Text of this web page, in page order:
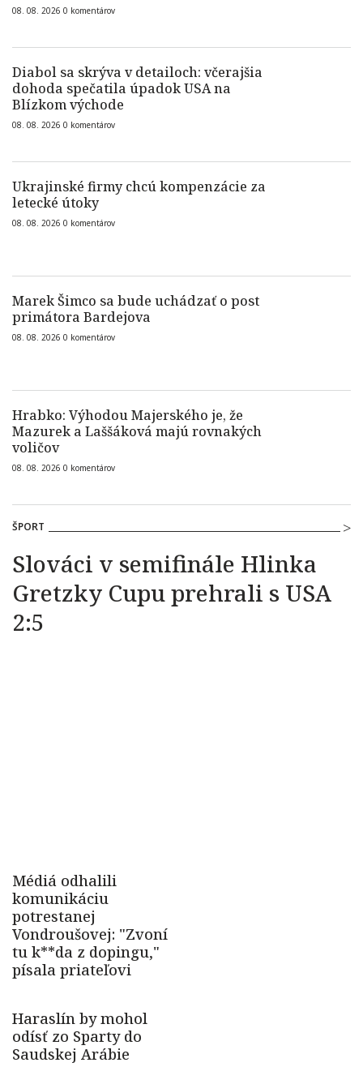
08. 08. 2026 0 komentárov
Diabol sa skrýva v detailoch: včerajšia
dohoda spečatila úpadok USA na
Blízkom východe
08. 08. 2026 0 komentárov
Ukrajinské firmy chcú kompenzácie za
letecké útoky
08. 08. 2026 0 komentárov
Marek Šimco sa bude uchádzať o post
primátora Bardejova
08. 08. 2026 0 komentárov
Hrabko: Výhodou Majerského je, že
Mazurek a Laššáková majú rovnakých
voličov
08. 08. 2026 0 komentárov
ŠPORT